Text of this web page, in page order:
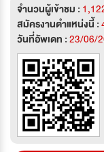
จำนวนผู้เข้าชม :
สมัครงานตำแหน่งนี้ :
วันที่อัพเดท :23/06/